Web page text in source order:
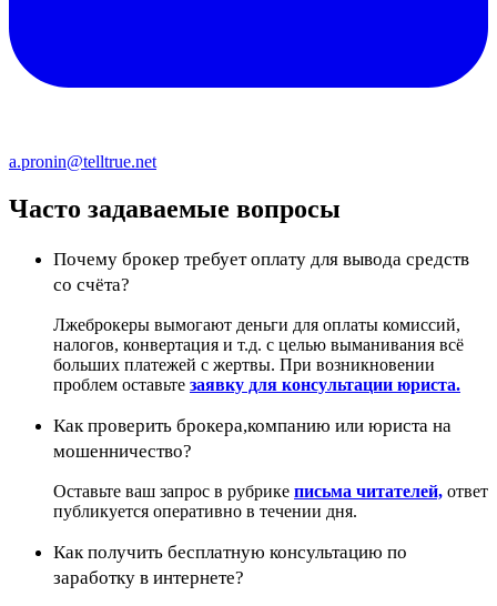
a.pronin@telltrue.net
Часто задаваемые вопросы
Почему брокер требует оплату для вывода средств
со счёта?
Лжеброкеры вымогают деньги для оплаты комиссий,
налогов, конвертация и т.д. с целью выманивания всё
больших платежей с жертвы. При возникновении
проблем оставьте заявку для консультации юриста.
Как проверить брокера,компанию или юриста на
мошенничество?
Оставьте ваш запрос в рубрике письма читателей, ответ
публикуется оперативно в течении дня.
Как получить бесплатную консультацию по
заработку в интернете?